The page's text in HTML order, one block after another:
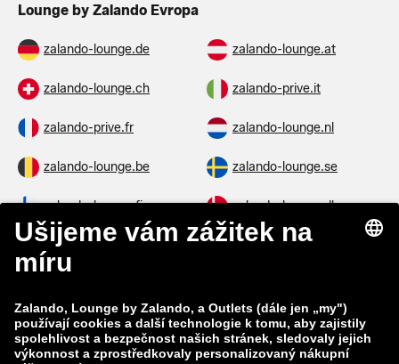
Lounge by Zalando Evropa
zalando-lounge.de zalando-lounge.at
zalando-lounge.ch zalando-prive.it
zalando-prive.fr zalando-lounge.nl
zalando-lounge.be zalando-lounge.se
zalando-lounge.fi zalando-lounge.dk
zalando-lounge.co.uk zalando-lounge.pl
zalando-lounge.lt zalando-lounge.sk